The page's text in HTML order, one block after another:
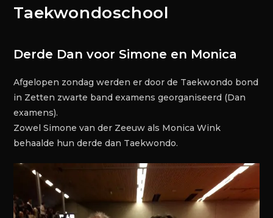
Taekwondoschool
Derde Dan voor Simone en Monica
Afgelopen zondag werden er door de Taekwondo bond
in Zetten zwarte band examens georganiseerd (Dan
examens).
Zowel Simone van der Zeeuw als Monica Wink
behaalde hun derde dan Taekwondo.